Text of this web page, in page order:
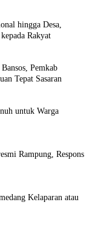
hingga Desa,
Rakyat
Pemkab
Tepat Sasaran
untuk Warga
Rampung, Respons
Kelaparan atau